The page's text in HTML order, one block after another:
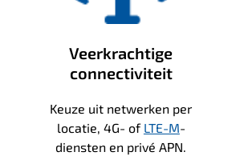
Veerkrachtige
connectiviteit
Keuze uit netwerken per
locatie, 4G- of LTE-M-
diensten en privé APN.